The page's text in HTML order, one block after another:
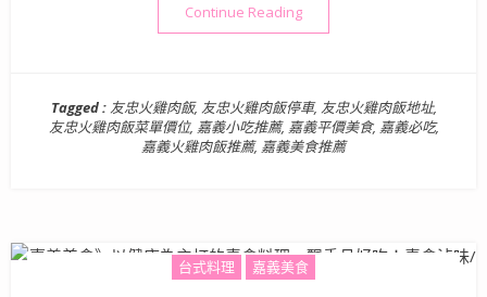
Continue Reading“網友評價很高的在地特色小
Tagged :友忠火雞肉飯, 友忠火雞肉飯停車, 友忠火雞肉飯地址,
友忠火雞肉飯菜單價位, 嘉義小吃推薦, 嘉義平價美食, 嘉義必吃,
嘉義火雞肉飯推薦, 嘉義美食推薦
台式料理 嘉義美食